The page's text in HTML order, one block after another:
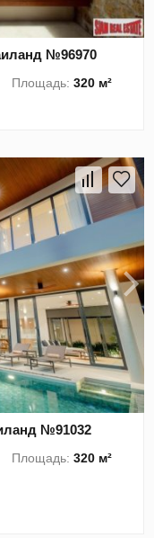
№96970
Площадь:320 м²
№91032
Площадь:320 м²